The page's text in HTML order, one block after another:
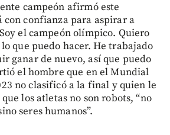
campeón afirmó este
con confianza para aspirar a
el campeón olímpico. Quiero
que puedo hacer. He trabajado
ganar de nuevo, así que puedo
el hombre que en el Mundial
no clasificó a la final y quien le
los atletas no son robots, “no
seres humanos”.